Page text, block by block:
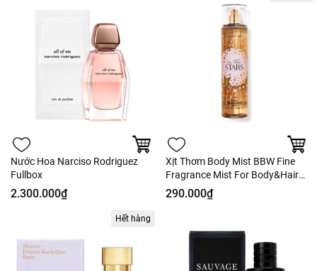
Nước Hoa Narciso Rodriguez
Fullbox
2.300.000₫
Xịt Thơm Body Mist BBW Fine
Fragrance Mist For Body&Hair -
236ml Nobox
290.000₫
Hết hàng